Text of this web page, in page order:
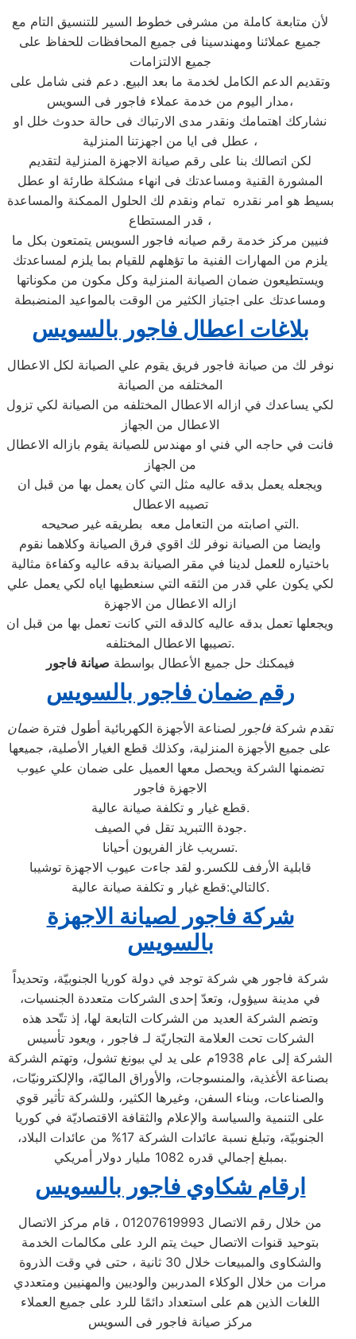
لأن متابعة كاملة من مشرفى خطوط السير للتنسيق التام مع
جميع عملائنا ومهندسينا فى جميع المحافظات للحفاظ على
جميع الالتزامات
وتقديم الدعم الكامل لخدمة ما بعد البيع. دعم فنى شامل على
مدار اليوم من خدمة عملاء فاجور فى السويس،
نشاركك اهتمامك ونقدر مدى الارتباك فى حالة حدوث خلل او
عطل فى ايا من اجهزتنا المنزلية ،
لكن اتصالك بنا على رقم صيانة الاجهزة المنزلية لتقديم
المشورة القنية ومساعدتك فى انهاء مشكلة طارئة او عطل
بسيط هو امر نقدره تمام ونقدم لك الحلول الممكنة والمساعدة
قدر المستطاع ،
فنيين مركز خدمة رقم صيانه فاجور السويس يتمتعون بكل ما
يلزم من المهارات الفنية ما تؤهلهم للقيام بما يلزم لمساعدتك
ويستطيعون ضمان الصيانة المنزلية وكل مكون من مكوناتها
ومساعدتك على اجتياز الكثير من الوقت بالمواعيد المنضبطة
بلاغات اعطال فاجور بالسويس
نوفر لك من صيانة فاجور فريق يقوم علي الصيانة لكل الاعطال
المختلفه من الصيانة
لكي يساعدك في ازاله الاعطال المختلفه من الصيانة لكي تزول
الاعطال من الجهاز
فانت في حاجه الي فني او مهندس للصيانة يقوم بازاله الاعطال
من الجهاز
ويجعله يعمل بدقه عاليه مثل التي كان يعمل بها من قبل ان
تصيبه الاعطال
التي اصابته من التعامل معه بطريقه غير صحيحه.
وايضا من الصيانة نوفر لك اقوي فرق الصيانة وكلاهما نقوم
باختياره للعمل لدينا في مقر الصيانة بدقه عاليه وكفاءة مثالية
لكي يكون علي قدر من الثقه التي سنعطيها اياه لكي يعمل علي
ازاله الاعطال من الاجهزة
ويجعلها تعمل بدقه عاليه كالدقه التي كانت تعمل بها من قبل ان
تصيبها الاعطال المختلفه.
فيمكنك حل جميع الأعطال بواسطة صيانة فاجور
رقم ضمان فاجور بالسويس
تقدم شركةفاجور لصناعة الأجهزة الكهربائية أطول فترةضمان
على جميع الأجهزة المنزلية، وكذلك قطع الغيار الأصلية، جميعها
تضمنها الشركة ويحصل معها العميل على ضمان علي عيوب
الاجهزة فاجور
قطع غيار و تكلفة صيانة عالية.
جودة االتبريد تقل في الصيف.
تسريب غاز الفريون أحيانا.
قابلية الأرفف للكسر.و لقد جاءت عيوب الاجهزة توشيبا
كالتالي:قطع غيار و تكلفة صيانة عالية.
شركة فاجور لصيانة الاجهزة
بالسويس
شركة فاجور هي شركة توجد في دولة كوريا الجنوبيّة، وتحديداً
في مدينة سيؤول، وتعدّ إحدى الشركات متعددة الجنسيات،
وتضم الشركة العديد من الشركات التابعة لها، إذ تتّحد هذه
الشركات تحت العلامة التجاريّة لـ فاجور ، ويعود تأسيس
الشركة إلى عام 1938م على يد لي بيونغ تشول، وتهتم الشركة
بصناعة الأغذية، والمنسوجات، والأوراق الماليّة، والإلكترونيّات،
والصناعات، وبناء السفن، وغيرها الكثير، وللشركة تأثير قوي
على التنمية والسياسة والإعلام والثقافة الاقتصاديّة في كوريا
الجنوبيّة، وتبلغ نسبة عائدات الشركة 17% من عائدات البلاد،
بمبلغ إجمالي قدره 1082 مليار دولار أمريكي.
ارقام شكاوي فاجور بالسويس
من خلال رقم الاتصال 01207619993 ، قام مركز الاتصال
بتوحيد قنوات الاتصال حيث يتم الرد على مكالمات الخدمة
والشكاوى والمبيعات خلال 30 ثانية ، حتى في وقت الذروة
مرات من خلال الوكلاء المدربين والوديين والمهنيين ومتعددي
اللغات الذين هم على استعداد دائمًا للرد على جميع العملاء
مركز صيانة فاجور فى السويس